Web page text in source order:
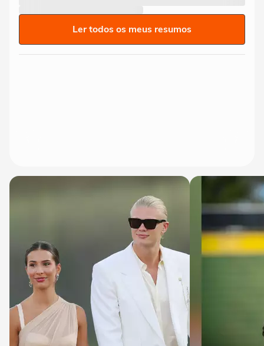
Ler todos os meus resumos